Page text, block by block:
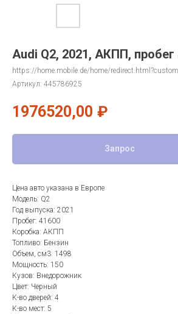
Audi Q2, 2021, АКПП, пробег
https://home.mobile.de/home/
Артикул: 445786925
1976520,00 ₽
Запрос
Цена авто указана в Европе
Модель: Q2
Год выпуска: 2021
Пробег: 41600
Коробка: АКПП
Топливо: Бензин
Объем, см3: 1498
Мощность: 150
Кузов: Внедорожник
Цвет: Черный
К-во дверей: 4
К-во мест: 5